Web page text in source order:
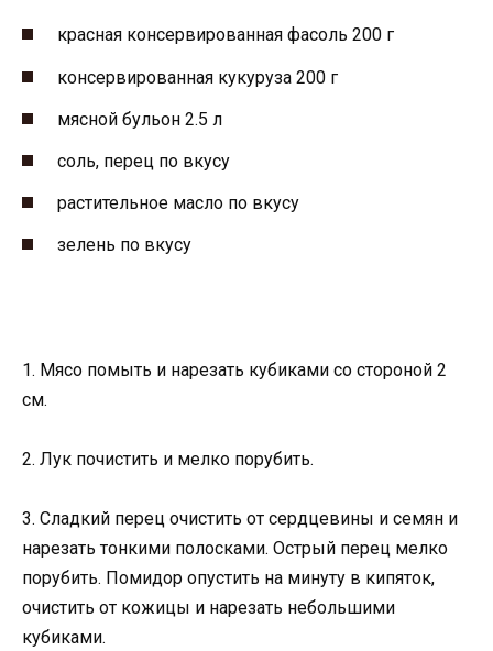
красная консервированная фасоль 200 г
консервированная кукуруза 200 г
мясной бульон 2.5 л
соль, перец по вкусу
растительное масло по вкусу
зелень по вкусу
1. Мясо помыть и нарезать кубиками со стороной 2
см.
2. Лук почистить и мелко порубить.
3. Сладкий перец очистить от сердцевины и семян и
нарезать тонкими полосками. Острый перец мелко
порубить. Помидор опустить на минуту в кипяток,
очистить от кожицы и нарезать небольшими
кубиками.